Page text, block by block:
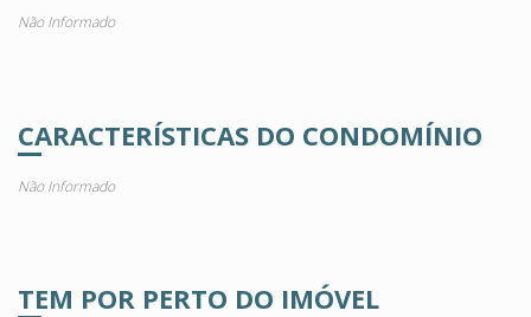
Não Informado
CARACTERÍSTICAS DO CONDOMÍNIO
Não Informado
TEM POR PERTO DO IMÓVEL